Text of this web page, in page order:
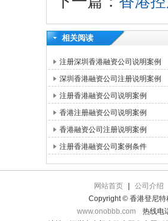
相关阅读
注册深圳香港融资公司说明案例
深圳香港融资公司注册说明案例
注册香港融资公司说明案例
香港注册融资公司说明案例
香港融资公司注册说明案例
注册香港融资公司案例条件
网站首页
公司介绍
Copyright © 香港登尼特
www.onobbb.com
热线电